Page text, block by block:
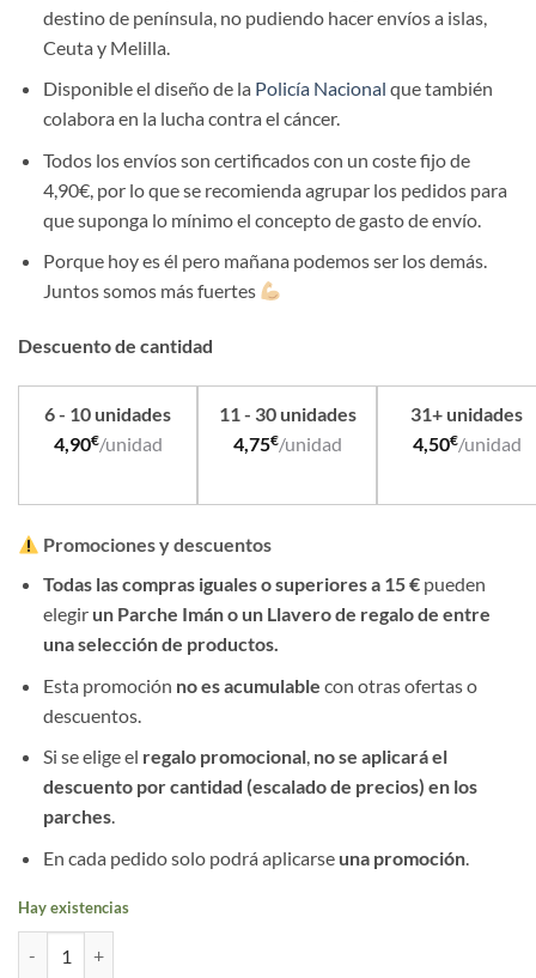
destino de península, no pudiendo hacer envíos a islas,
Ceuta y Melilla.
Disponible el diseño de la Policía Nacional que también
colabora en la lucha contra el cáncer.
Todos los envíos son certificados con un coste fijo de
4,90€, por lo que se recomienda agrupar los pedidos para
que suponga lo mínimo el concepto de gasto de envío.
Porque hoy es él pero mañana podemos ser los demás.
Juntos somos más fuertes
Descuento de cantidad
6 - 10 unidades
4,90€/unidad
11 - 30 unidades
4,75€/unidad
31+ unidades
4,50€/unidad
Promociones y descuentos
Todas las compras iguales o superiores a 15 €pueden
elegir un Parche Imán o un Llavero de regalo de entre
una selección de productos.
Esta promoción no es acumulable con otras ofertas o
descuentos.
Si se elige el regalo promocional, no se aplicará el
descuento por cantidad (escalado de precios) en los
parches.
En cada pedido solo podrá aplicarse una promoción.
Hay existencias